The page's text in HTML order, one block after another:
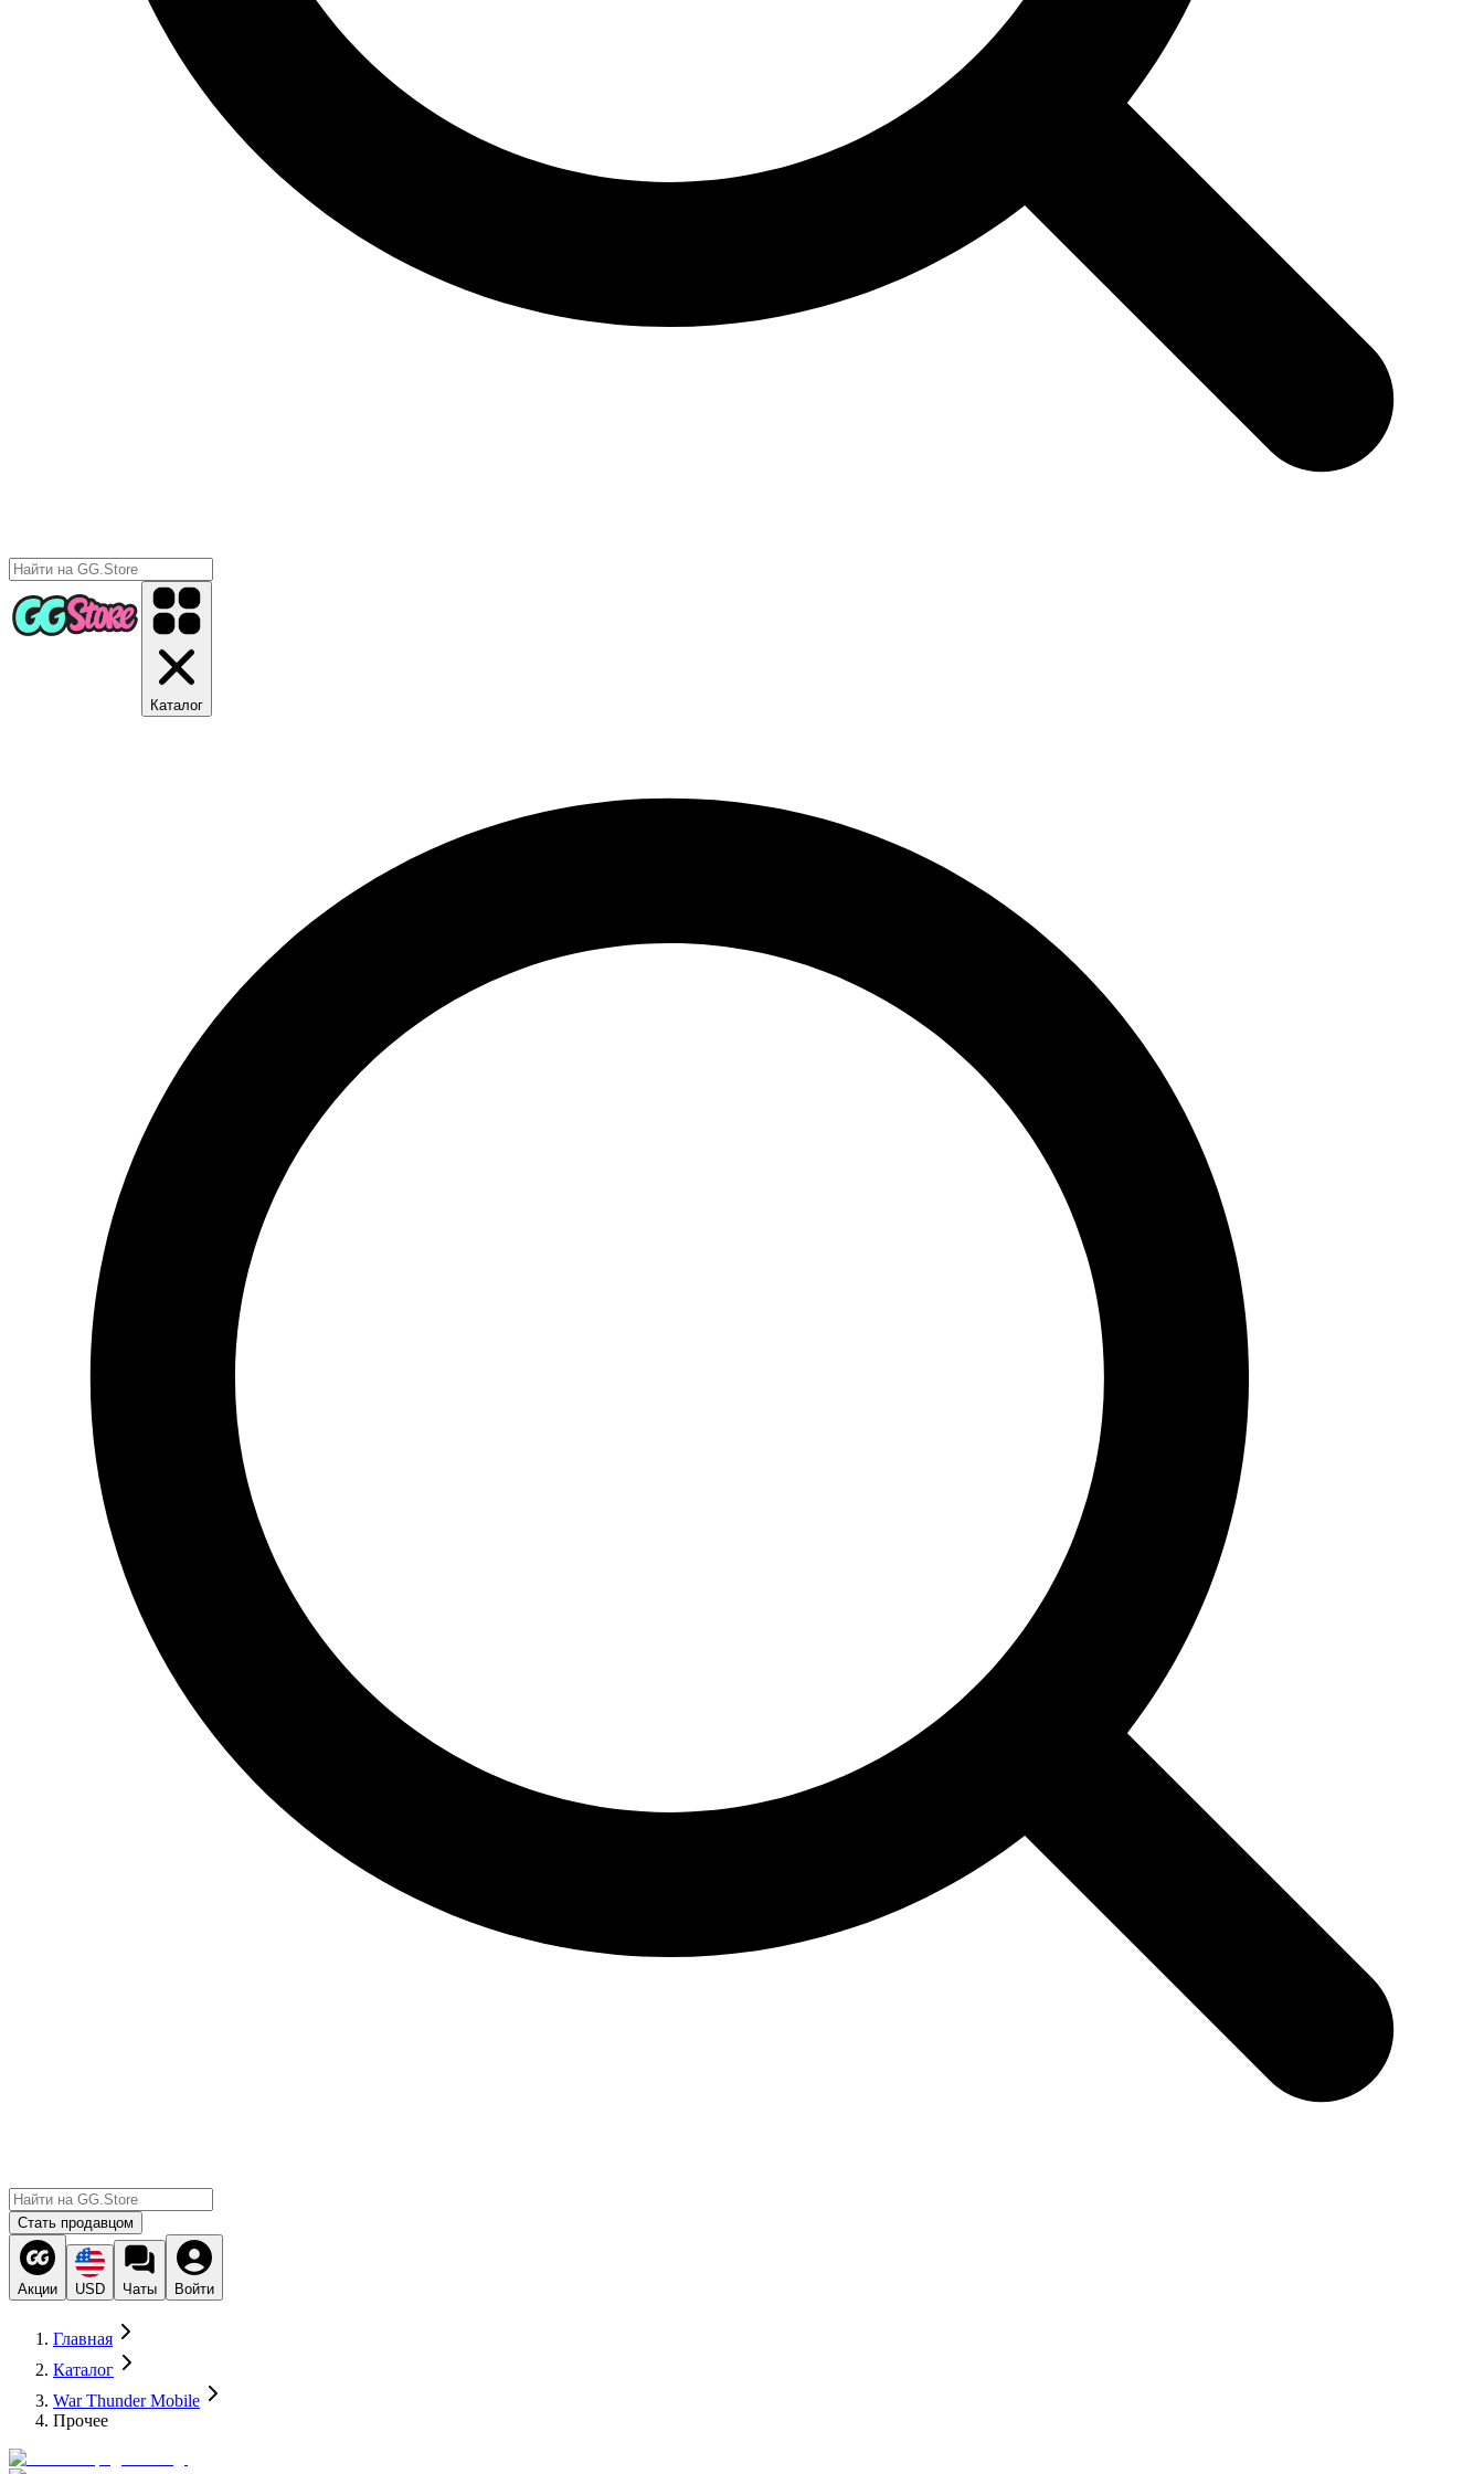
Каталог
Стать продавцом
Акции USD Чаты Войти
Главная
Каталог
War Thunder Mobile
Прочее